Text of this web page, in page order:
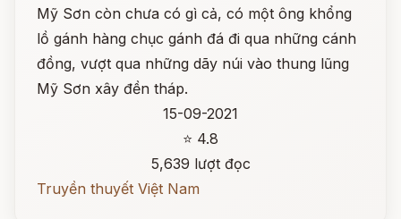
Mỹ Sơn còn chưa có gì cả, có một ông khổng
lồ gánh hàng chục gánh đá đi qua những cánh
đồng, vượt qua những dãy núi vào thung lũng
Mỹ Sơn xây đền tháp.
15-09-2021
⭐ 4.8
5,639 lượt đọc
Truyền thuyết Việt Nam